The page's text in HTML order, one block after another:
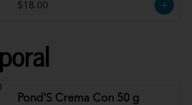
$18.00
Pond'S Crema Con 50 g